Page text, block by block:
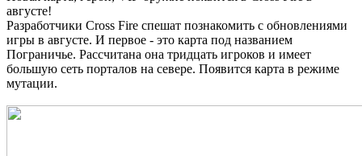
августе!
Разработчики Cross Fire спешат познакомить с обновлениями
игры в августе. И первое - это карта под названием
Пограничье. Рассчитана она тридцать игроков и имеет
большую сеть порталов на севере. Появится карта в режиме
мутации.